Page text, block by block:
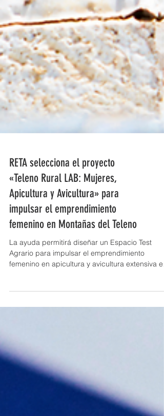
RETA selecciona el proyecto
«Teleno Rural LAB: Mujeres,
impulsar el emprendimiento
femenino en Montañas del Teleno
femenino en apicultura y avicultura extensiva en
Montañas del Teleno. El Grupo de Acción Local
Montañas del Teleno ha obtenido una ayuda de
10.000 euros en la convocatoria 2026 de la Red
de Espacios Test Agrarios (RETA), impulsada en
colaboración con la Fundación Carasso, para
desarrollar el proyecto «Teleno Rural Lab: